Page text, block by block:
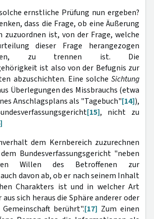
ernstliche Prüfung nun ergeben?
dass die Frage, ob eine Äußerung
zuzuordnen ist, von der Frage, welche
dieser Frage herangezogen
zu trennen ist. Die
ist also von der Befugnis zur
abzuschichten. Eine solche Sichtung
Überlegungen des Missbrauchs (etwa
Anschlagsplans als "Tagebuch"[14]),
[15], nicht zu
dem Kernbereich zuzurechnen
Bundesverfassungsgericht "neben
Willen des Betroffenen zur
davon ab, ob er nach seinem Inhalt
Charakters ist und in welcher Art
sich heraus die Sphäre anderer oder
berührt".[17] Zum einen